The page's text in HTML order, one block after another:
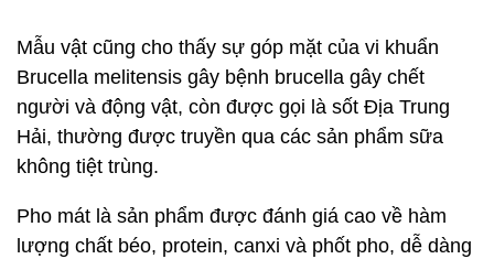
Mẫu vật cũng cho thấy sự góp mặt của vi khuẩn
Brucella melitensis gây bệnh brucella gây chết
người và động vật, còn được gọi là sốt Địa Trung
Hải, thường được truyền qua các sản phẩm sữa
không tiệt trùng.
Pho mát là sản phẩm được đánh giá cao về hàm
lượng chất béo, protein, canxi và phốt pho, dễ dàng